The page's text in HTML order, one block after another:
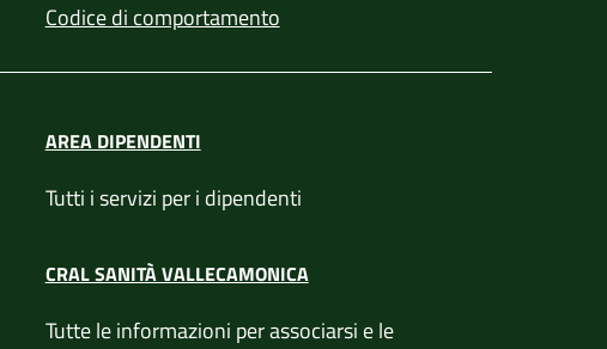
Codice di comportamento
AREA DIPENDENTI
Tutti i servizi per i dipendenti
CRAL SANITÀ VALLECAMONICA
Tutte le informazioni per associarsi e le